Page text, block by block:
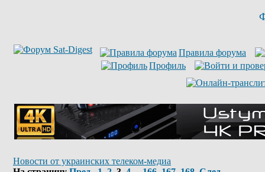
Правила форума
Профиль
Новости от украинских телеком-медиа